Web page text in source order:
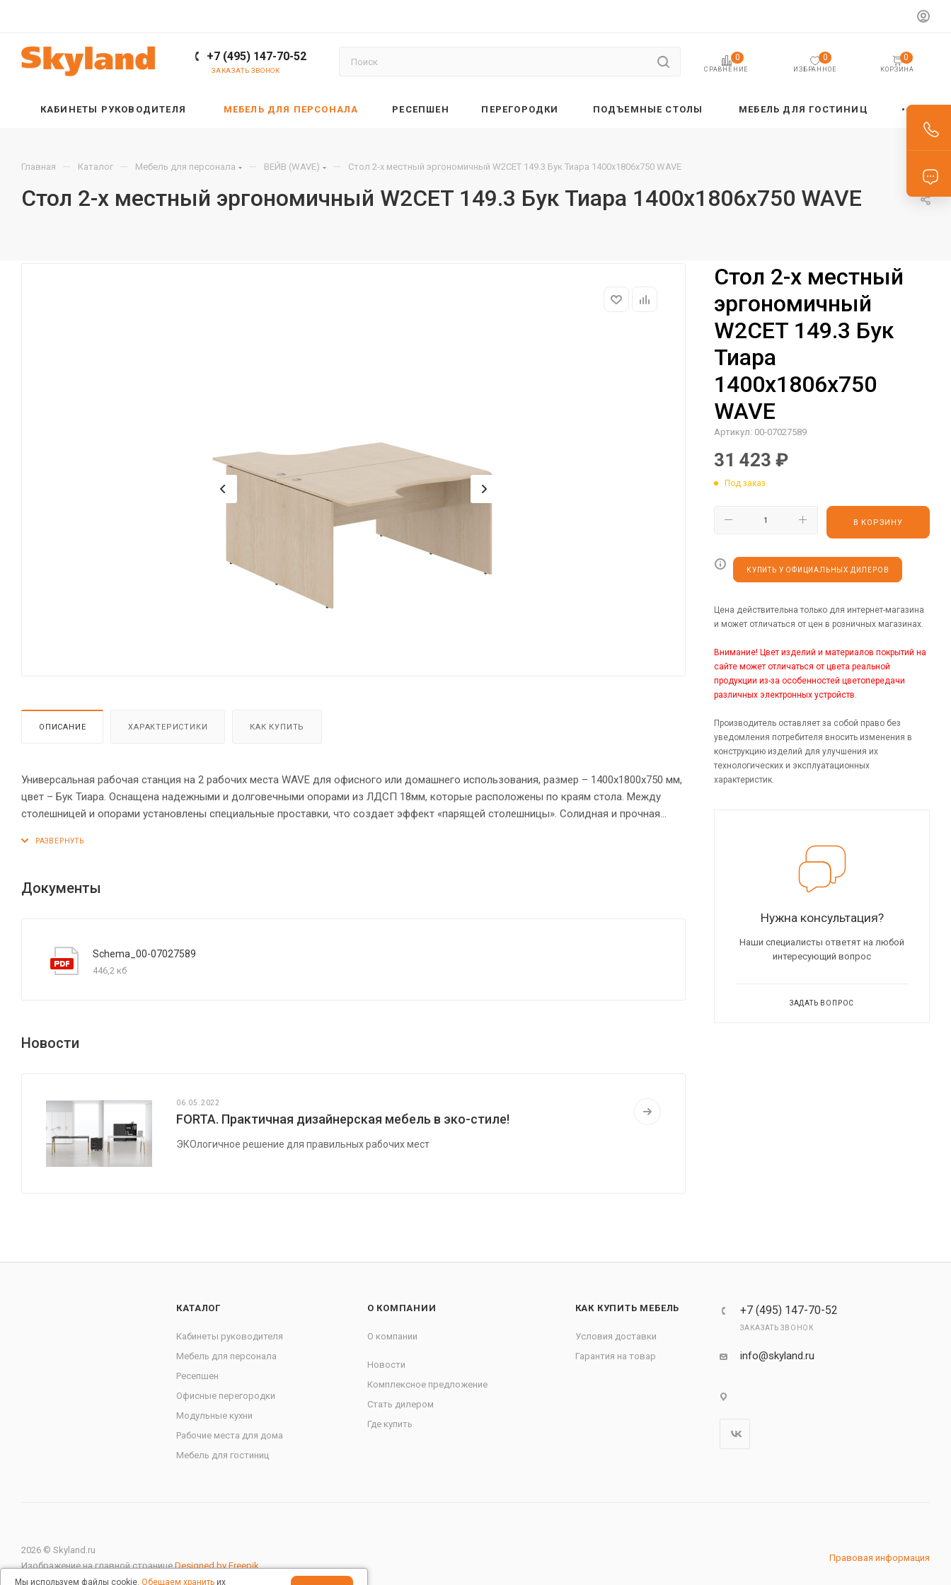
+7 (495) 147-70-52
ЗАКАЗАТЬ ЗВОНОК СРАВНЕНИЕ
0
ИЗБРАННОЕ
0
КОРЗИНА
0
КАБИНЕТЫ РУКОВОДИТЕЛЯ МЕБЕЛЬ ДЛЯ ПЕРСОНАЛА РЕСЕПШЕН ПЕРЕГОРОДКИ ПОДЪЕМНЫЕ СТОЛЫ МЕБЕЛЬ ДЛЯ ГОСТИНИЦ
Главная — Каталог — Мебель для персонала — ВЕЙВ (WAVE) — Стол 2-х местный эргономичный W2CET 149.3 Бук Тиара 1400х1806х750 WAVE
Стол 2-х местный эргономичный W2CET 149.3 Бук Тиара 1400х1806х750 WAVE
ОПИСАНИЕ ХАРАКТЕРИСТИКИ КАК КУПИТЬ
Универсальная рабочая станция на 2 рабочих места WAVE для офисного или домашнего использования, размер – 1400х1800х750 мм,
цвет – Бук Тиара. Оснащена надежными и долговечными опорами из ЛДСП 18мм, которые расположены по краям стола. Между
столешницей и опорами установлены специальные проставки, что создает эффект «парящей столешницы». Солидная и прочная
Столешницы можно разделить с помощью перегородки, что позволит создать изолированные рабочие места. Фрезерованные края
«объемный» вид. Надежная защита торцов всех элементов из ЛДСП - кромка ПВХ. Конструкция стола оснащена прочными
силовыми креплениями – эксцентриковыми стяжками. Регулируемые по высоте опоры обеспечат столу устойчивость на неровном
Документы
Schema_00-07027589
446,2 кб
Новости
06.05.2022
FORTA. Практичная дизайнерская мебель в эко-стиле!
ЭКОлогичное решение для правильных рабочих мест
Стол 2-х местный
эргономичный
W2CET 149.3 Бук
Тиара
1400х1806х750
WAVE
Артикул: 00-07027589
31 423 ₽
Под заказ
В КОРЗИНУ
КУПИТЬ У ОФИЦИАЛЬНЫХ ДИЛЕРОВ
Цена действительна только для интернет-магазина
и может отличаться от цен в розничных магазинах.
Внимание! Цвет изделий и материалов покрытий на
сайте может отличаться от цвета реальной
продукции из-за особенностей цветопередачи
различных электронных устройств.
Производитель оставляет за собой право без
уведомления потребителя вносить изменения в
конструкцию изделий для улучшения их
технологических и эксплуатационных
характеристик.
Нужна консультация?
Наши специалисты ответят на любой
интересующий вопрос
ЗАДАТЬ ВОПРОС
КАТАЛОГ
Кабинеты руководителя
Мебель для персонала
Ресепшен
Офисные перегородки
Модульные кухни
Рабочие места для дома
Мебель для гостиниц
О КОМПАНИИ
О компании
Новости
Комплексное предложение
Стать дилером
Где купить
КАК КУПИТЬ МЕБЕЛЬ
Условия доставки
Гарантия на товар
+7 (495) 147-70-52
ЗАКАЗАТЬ ЗВОНОК
info@skyland.ru
2026 © Skyland.ru
Изображение на главной страницеDesigned by Freepik
Правовая информация
Мы используем файлы cookie. Обещаем хранить их